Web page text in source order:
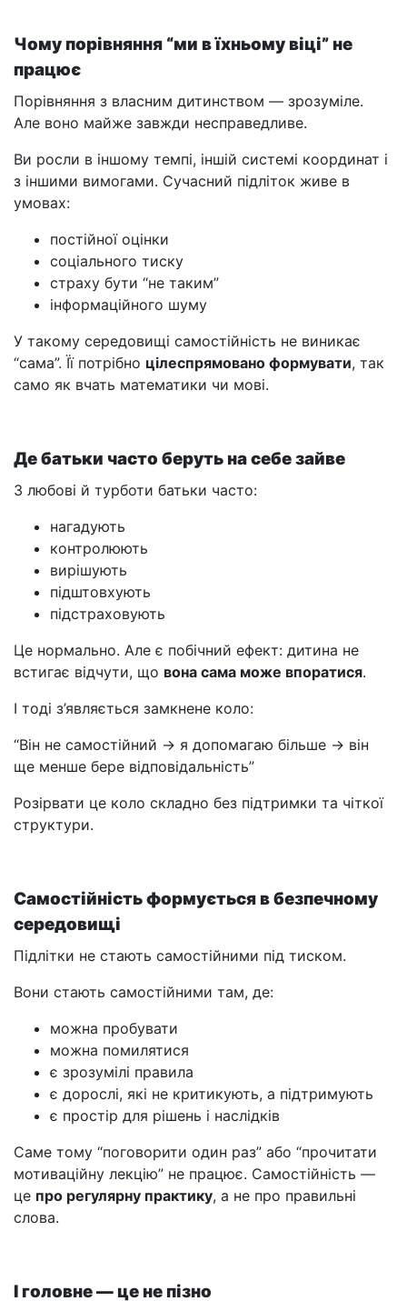
Чому порівняння “ми в їхньому віці” не
працює
Порівняння з власним дитинством — зрозуміле.
Але воно майже завжди несправедливе.
Ви росли в іншому темпі, іншій системі координат і
з іншими вимогами. Сучасний підліток живе в
умовах:
постійної оцінки
соціального тиску
страху бути “не таким”
інформаційного шуму
У такому середовищі самостійність не виникає
“сама”. Її потрібно цілеспрямовано формувати, так
само як вчать математики чи мові.
Де батьки часто беруть на себе зайве
З любові й турботи батьки часто:
нагадують
контролюють
вирішують
підштовхують
підстраховують
Це нормально. Але є побічний ефект: дитина не
встигає відчути, що вона сама може впоратися.
І тоді з’являється замкнене коло:
“Він не самостійний → я допомагаю більше → він
ще менше бере відповідальність”
Розірвати це коло складно без підтримки та чіткої
структури.
Самостійність формується в безпечному
середовищі
Підлітки не стають самостійними під тиском.
Вони стають самостійними там, де:
можна пробувати
можна помилятися
є зрозумілі правила
є дорослі, які не критикують, а підтримують
є простір для рішень і наслідків
Саме тому “поговорити один раз” або “прочитати
мотиваційну лекцію” не працює. Самостійність —
це про регулярну практику, а не про правильні
слова.
І головне — це не пізно